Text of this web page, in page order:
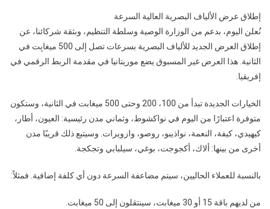
إطلاق عرض الألياف البصرية العالية السرعة
نُعلن اليوم، بدعم من الوزارة الوصية وسلطة التنظيم، وبثقة شركائنا، عن
إطلاق العرض الجديد للألياف البصرية بسرعات تصل إلى 500 ميغابِت في
الثانية. هذا العرض غير المسبوق يضع موريتانيا في مقدمة الربط الرقمي في
إفريقيا.
الخيارات الجديدة تبدأ من 100، 200 وحتى 500 ميغابت في الثانية، وستكون
متوفرة اعتبارًا من اليوم في نواكشوط، وثماني مدن رئيسية: العيون، أطار،
كيهيدي، كيفة، النعمة، نواذيبو، روصو، وازويرات. وسيتبع ذلك قريبًا مدن
أخرى من بينها: ألاك، أكجوجت، بوغي، سيلبابي وتجكجة.
بالنسبة للعملاء الحاليين، سيتم مضاعفة السرعة دون أي كلفة إضافية. فمثلاً:
من لديهم باقة 15 أو 30 ميغابت، سينتقلون إلى 50 ميغابت.